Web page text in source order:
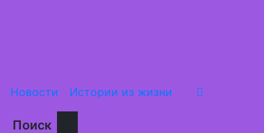
Новости
Истории из жизни
Поиск